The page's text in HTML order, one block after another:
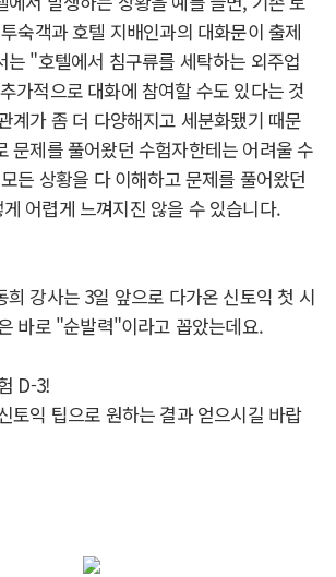
숙객과 호텔 지배인과의 대화문이 출제
는 "호텔에서 침구류를 세탁하는 외주업
가적으로 대화에 참여할 수도 있다는 것
계가 좀 더 다양해지고 세분화됐기 때문
문제를 풀어왔던 수험자한테는 어려울 수
든 상황을 다 이해하고 문제를 풀어왔던
어렵게 느껴지진 않을 수 있습니다.
희 강사는 3일 앞으로 다가온 신토익 첫 시
바로 "순발력"이라고 꼽았는데요.
D-3!
토익 팁으로 원하는 결과 얻으시길 바랍